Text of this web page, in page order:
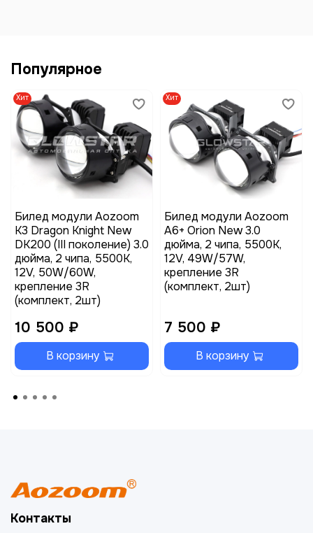
Популярное
Хит
Билед модули Aozoom
K3 Dragon Knight New
DK200 (III поколение) 3.0
дюйма, 2 чипа, 5500K,
12V, 50W/60W,
крепление 3R
(комплект, 2шт)
10 500 ₽
В корзину
Хит
Билед модули Aozoom
A6+ Orion New 3.0
дюйма, 2 чипа, 5500K,
12V, 49W/57W,
крепление 3R
(комплект, 2шт)
7 500 ₽
В корзину
Контакты